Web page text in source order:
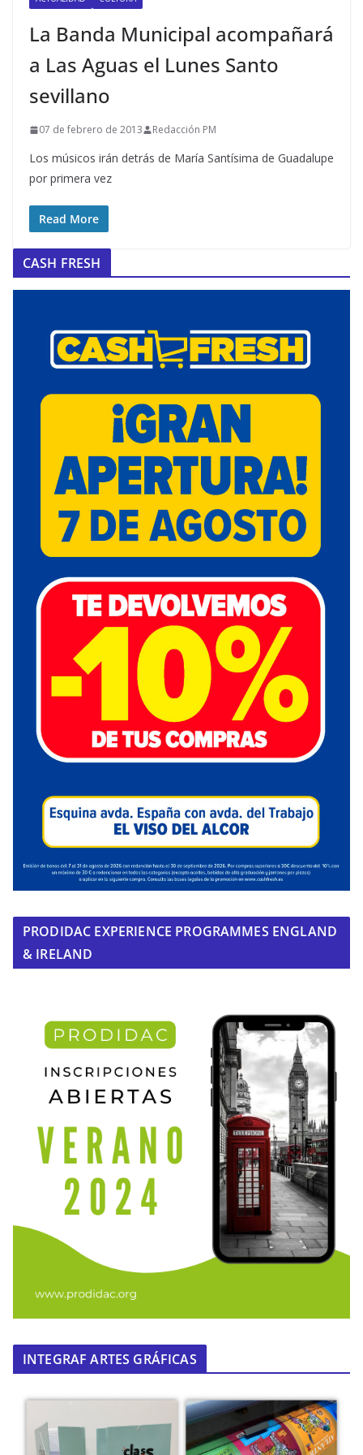
La Banda Municipal acompañará
a Las Aguas el Lunes Santo
sevillano
07 de febrero de 2013 Redacción PM
Los músicos irán detrás de María Santísima de Guadalupe
por primera vez
Read More
CASH FRESH
PRODIDAC EXPERIENCE PROGRAMMES ENGLAND
& IRELAND
INTEGRAF ARTES GRÁFICAS